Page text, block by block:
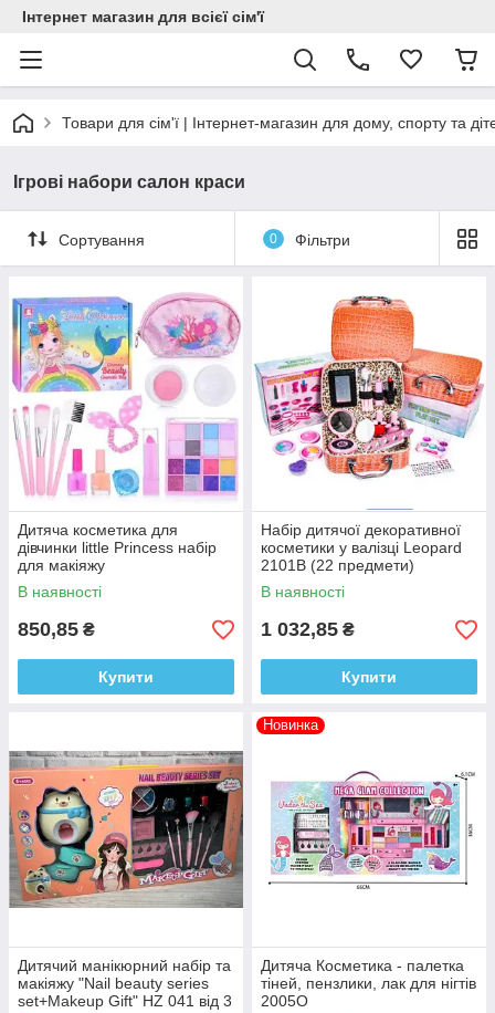
Інтернет магазин для всієї сім'ї
Товари для сім'ї | Інтернет-магазин для дому, спорту та
Ігрові набори салон краси
Сортування 0 Фільтри
Дитяча косметика для
дівчинки little Princess набір
для макіяжу
В наявності
850,85 ₴
Купити
Набір дитячої декоративної
косметики у валізці Leopard
2101B (22 предмети)
В наявності
1 032,85 ₴
Купити
Дитячий манікюрний набір та
макіяжу "Nail beauty series
set+Makeup Gift" HZ 041 від 3
Новинка
Дитяча Косметика - палетка
тіней, пензлики, лак для нігтів
2005O